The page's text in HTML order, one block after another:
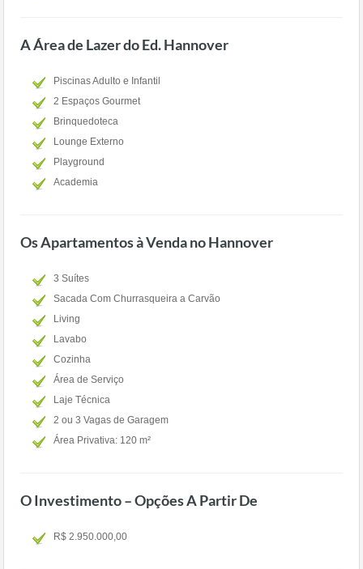
A Área de Lazer do Ed. Hannover
Piscinas Adulto e Infantil
2 Espaços Gourmet
Brinquedoteca
Lounge Externo
Playground
Academia
Os Apartamentos à Venda no Hannover
3 Suítes
Sacada Com Churrasqueira a Carvão
Living
Lavabo
Cozinha
Área de Serviço
Laje Técnica
2 ou 3 Vagas de Garagem
Área Privativa: 120 m²
O Investimento – Opções A Partir De
R$ 2.950.000,00